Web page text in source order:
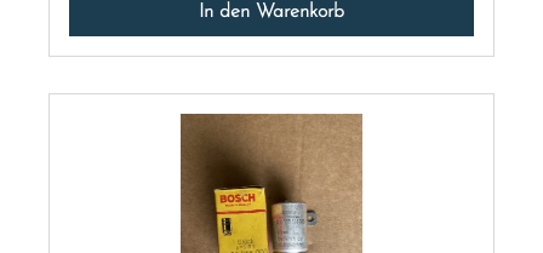
In den Warenkorb